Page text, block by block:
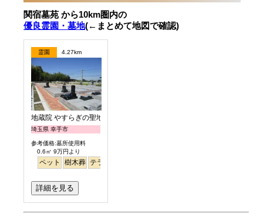
関宿墓苑 から10km圏内の
優良霊園・墓地(←まとめて地図で確認)
霊園 4.27km
地蔵院 やすらぎの聖地
埼玉県 幸手市
参考価格:墓所使用料
0.6㎡ 9万円より
ペット 樹木葬 テラス
詳細を見る